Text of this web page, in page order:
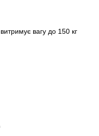
вагу до 150 кг